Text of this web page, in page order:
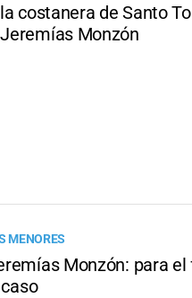
costanera de Santo
Monzón
MENORES
Monzón: para